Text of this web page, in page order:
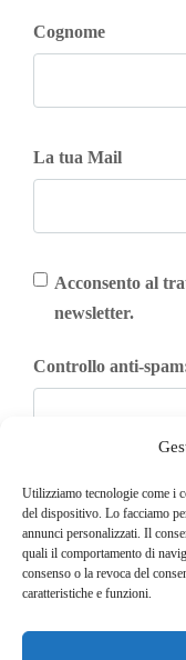
Utilizziamo tecnologie come i
del dispositivo. Lo facciamo
annunci personalizzati. Il
quali il comportamento di
consenso o la revoca del
caratteristiche e funzioni.
Cognome
La tua Mail
Acconsento al
newsletter.
Controllo anti-